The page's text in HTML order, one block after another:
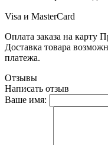
Visa и MasterCard
Оплата заказа на карту
Доставка товара
платежа.
Отзывы
Написать отзыв
Ваше имя: